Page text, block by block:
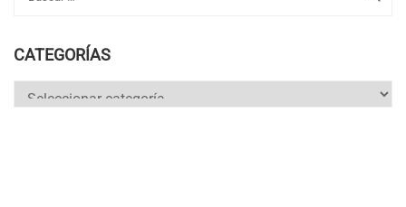
CATEGORÍAS
Categorías